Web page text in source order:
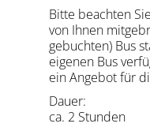
Bitte beachten
von Ihnen
gebuchten) Bus
eigenen Bus
ein Angebot für
Dauer:
ca. 2 Stunden